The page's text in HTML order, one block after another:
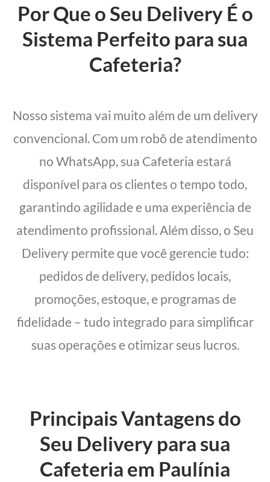
Por Que o Seu Delivery É o
Sistema Perfeito para sua
Cafeteria?
Nosso sistema vai muito além de um delivery
convencional. Com um robô de atendimento
no WhatsApp, sua Cafeteria estará
disponível para os clientes o tempo todo,
garantindo agilidade e uma experiência de
atendimento profissional. Além disso, o Seu
Delivery permite que você gerencie tudo:
pedidos de delivery, pedidos locais,
promoções, estoque, e programas de
fidelidade – tudo integrado para simplificar
suas operações e otimizar seus lucros.
Principais Vantagens do
Seu Delivery para sua
Cafeteria em Paulínia